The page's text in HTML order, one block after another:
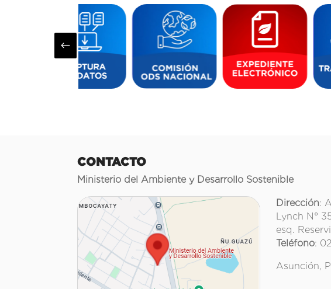
#
CONTACTO
Ministerio del Ambiente y Desarrollo Sostenible
Dirección:
Lynch N°
esq.
Teléfono:
Asunción,